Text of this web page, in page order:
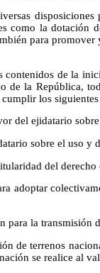
como la dotación
para
de la
de la República,
los
del ejidatario
sobre el uso y
del derecho
adoptar
para la transmisión
de terrenos
se realice al